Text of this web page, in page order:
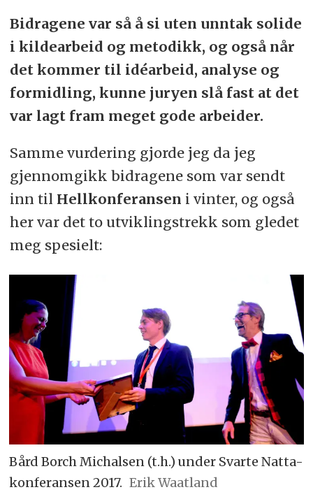
Bidragene var så å si uten unntak solide
i kildearbeid og metodikk, og også når
det kommer til idéarbeid, analyse og
formidling, kunne juryen slå fast at det
var lagt fram meget gode arbeider.
Samme vurdering gjorde jeg da jeg
gjennomgikk bidragene som var sendt
inn til Hellkonferansen i vinter, og også
her var det to utviklingstrekk som gledet
meg spesielt:
Bård Borch Michalsen (t.h.) under Svarte Natta-
konferansen 2017. Erik Waatland